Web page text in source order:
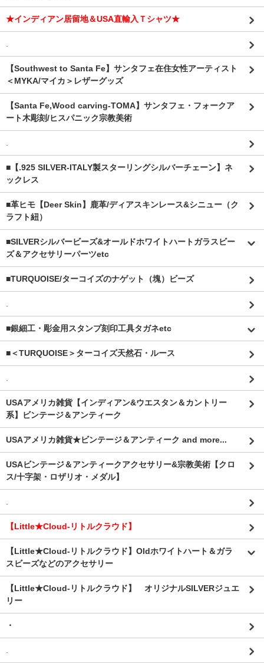
★インディアン居留地＆USA直輸入Ｔシャツ★
.
【Southwest to Santa Fe】サンタフェ在住女性アーティスト
＜MYKA/マイカ＞レザーグッズ
【Santa Fe,Wood carving-TOMA】サンタフェ・フォークア
ート木彫刻/ヒスパニック宗教美術
.
■【.925 SILVER-ITALY製スターリングシルバーチェーン】ネ
ックレス
■革ヒモ【Deer Skin】鹿革/ディアスキンレース&シニュー（ク
ラフト紐）
■SILVERシルバービーズ&オールドホワイトハートガラスビー
ズ＆アクセサリーパーツetc
■TURQUOISE/ターコイズのナゲット（塊）ビーズ
.
■銀細工・彫金用スタンプ刻印工具タガネetc
■＜TURQUOISE＞ターコイズ天然石・ルース
.
USAアメリカ雑貨【インディアン&ウエスタン＆カントリー
系】ビンテージ＆アンティーク
USAアメリカ雑貨★ビンテージ＆アンティーク and more...
USAビンテージ＆アンティークアクセサリー&宗教美術【クロ
ス/十字架・ロザリオ・メダル】
.
【Little★Cloud-リトルクラウド】
【Little★Cloud-リトルクラウド】Oldホワイトハート＆ガラ
スビーズなどのアクセサリー
【Little★Cloud-リトルクラウド】 オリジナルSILVERジュエ
リー
・
.